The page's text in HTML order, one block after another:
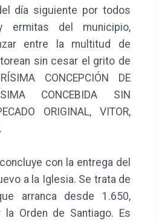
día siguiente por todos
ermitas del municipio,
entre la multitud de
sin cesar el grito de
CONCEPCIÓN DE
CONCEBIDA SIN
ORIGINAL, VITOR,
con la entrega del
a la Iglesia. Se trata de
arranca desde 1.650,
la Orden de Santiago. Es